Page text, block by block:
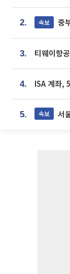
2. 속보 중
3.
4. ISA 계좌,
5. 속보 서